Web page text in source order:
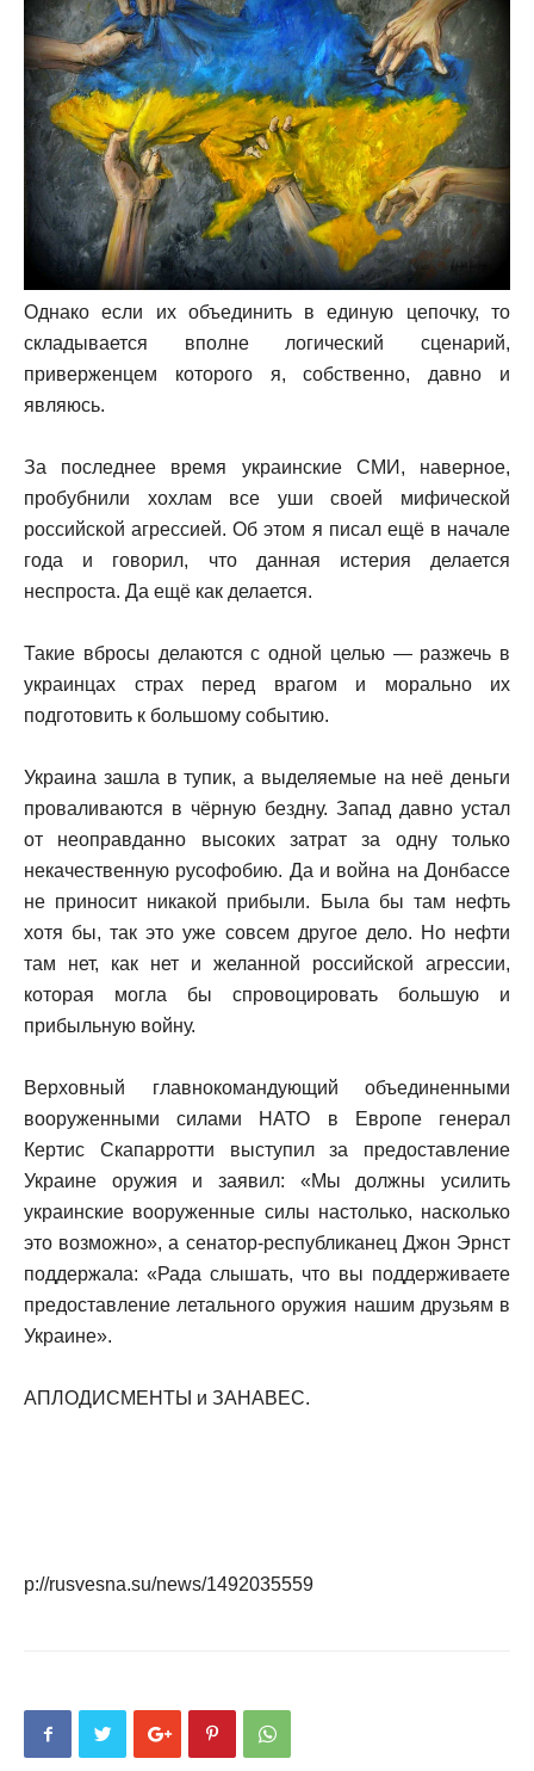
Однако если их объединить в единую цепочку, то
складывается вполне логический сценарий,
приверженцем которого я, собственно, давно и
являюсь.
За последнее время украинские СМИ, наверное,
пробубнили хохлам все уши своей мифической
российской агрессией. Об этом я писал ещё в начале
года и говорил, что данная истерия делается
неспроста. Да ещё как делается.
Такие вбросы делаются с одной целью — разжечь в
украинцах страх перед врагом и морально их
подготовить к большому событию.
Украина зашла в тупик, а выделяемые на неё деньги
проваливаются в чёрную бездну. Запад давно устал
от неоправданно высоких затрат за одну только
некачественную русофобию. Да и война на Донбассе
не приносит никакой прибыли. Была бы там нефть
хотя бы, так это уже совсем другое дело. Но нефти
там нет, как нет и желанной российской агрессии,
которая могла бы спровоцировать большую и
прибыльную войну.
Верховный главнокомандующий объединенными
вооруженными силами НАТО в Европе генерал
Кертис Скапарротти выступил за предоставление
Украине оружия и заявил: «Мы должны усилить
украинские вооруженные силы настолько, насколько
это возможно», а сенатор-республиканец Джон Эрнст
поддержала: «Рада слышать, что вы поддерживаете
предоставление летального оружия нашим друзьям в
Украине».
АПЛОДИСМЕНТЫ и ЗАНАВЕС.
p://rusvesna.su/news/1492035559